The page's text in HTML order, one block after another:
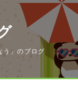
う」のブログ